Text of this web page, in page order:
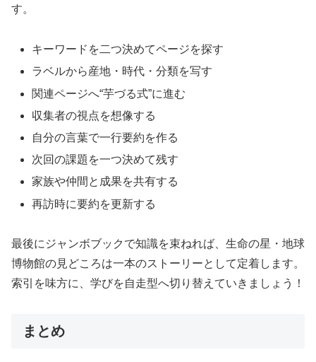
す。
キーワードを二つ決めてページを探す
ラベルから産地・時代・分類を写す
関連ページへ“芋づる式”に進む
収集者の視点を想像する
自分の言葉で一行要約を作る
次回の課題を一つ決めて残す
家族や仲間と成果を共有する
再訪時に要約を更新する
最後にジャンボブックで知識を束ねれば、生命の星・地球
博物館の見どころは一本のストーリーとして定着します。
索引を味方に、学びを自走型へ切り替えていきましょう！
まとめ